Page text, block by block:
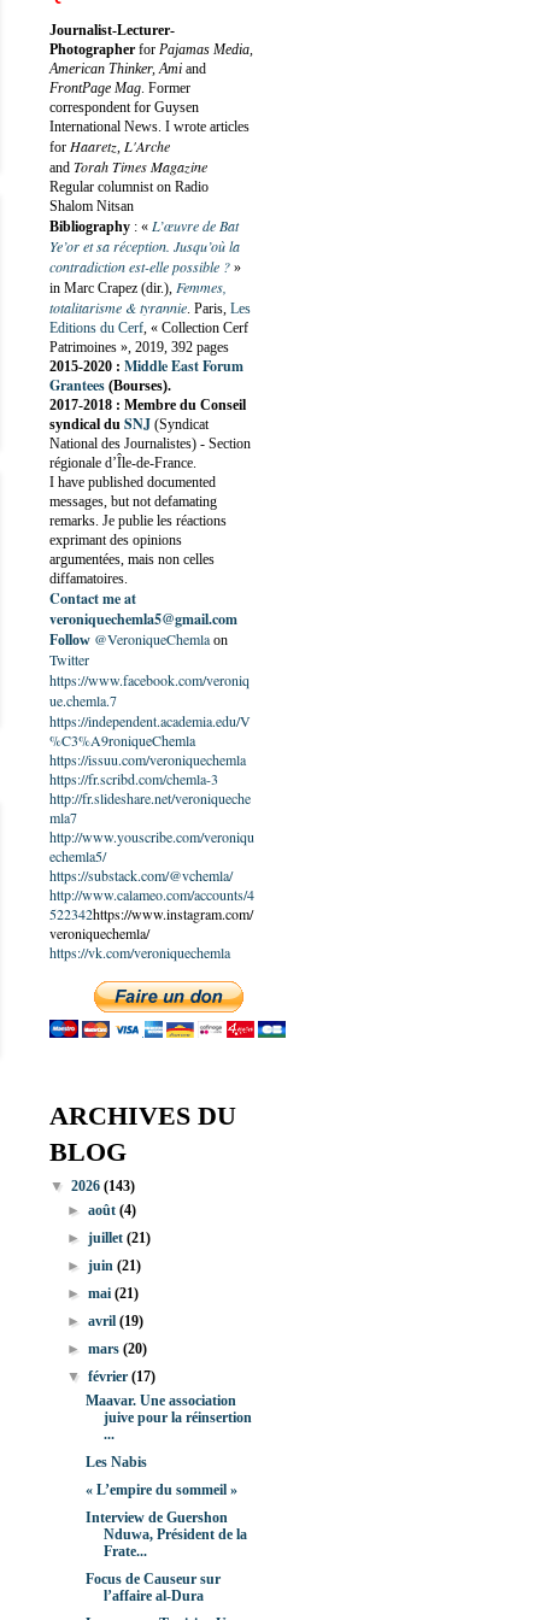
Journalist-Lecturer-
Photographer for Pajamas Media,
American Thinker, Ami and
FrontPage Mag. Former
correspondent for Guysen
International News. I wrote articles
for Haaretz, L'Arche
and Torah Times Magazine
Regular columnist on Radio
Shalom Nitsan
Bibliography : « L’œuvre de Bat
Ye’or et sa réception. Jusqu’où la
contradiction est-elle possible ? »
in Marc Crapez (dir.), Femmes,
totalitarisme & tyrannie. Paris, Les
Editions du Cerf, « Collection Cerf
Patrimoines », 2019, 392 pages
2015-2020 : Middle East Forum
Grantees (Bourses).
2017-2018 : Membre du Conseil
syndical du SNJ (Syndicat
National des Journalistes) - Section
régionale d’Île-de-France.
I have published documented
messages, but not defamating
remarks. Je publie les réactions
exprimant des opinions
argumentées, mais non celles
diffamatoires.
Contact me at
veroniquechemla5@gmail.com
Follow @VeroniqueChemlaon
Twitter
https://www.facebook.com/veroniq
ue.chemla.7
https://independent.academia.edu/V
%C3%A9roniqueChemla
https://issuu.com/veroniquechemla
https://fr.scribd.com/chemla-3
http://fr.slideshare.net/veroniqueche
mla7
http://www.youscribe.com/veroniqu
echemla5/
https://substack.com/@vchemla/
http://www.calameo.com/accounts/4
522342https://www.instagram.com/
veroniquechemla/
https://vk.com/veroniquechemla
ARCHIVES DU
BLOG
▼ 2026 (143)
►août(4)
►juillet(21)
►juin(21)
►mai(21)
►avril(19)
►mars(20)
▼février(17)
Maavar. Une association
juive pour la réinsertion
...
Les Nabis
« L’empire du sommeil »
Interview de Guershon
Nduwa, Président de la
Frate...
Focus de Causeur sur
l’affaire al-Dura